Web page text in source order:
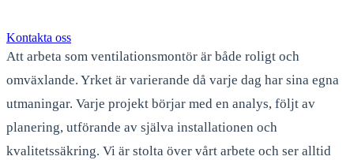
Kontakta oss
Att arbeta som ventilationsmontör är både roligt och
omväxlande. Yrket är varierande då varje dag har sina egna
utmaningar. Varje projekt börjar med en analys, följt av
planering, utförande av själva installationen och
kvalitetssäkring. Vi är stolta över vårt arbete och ser alltid